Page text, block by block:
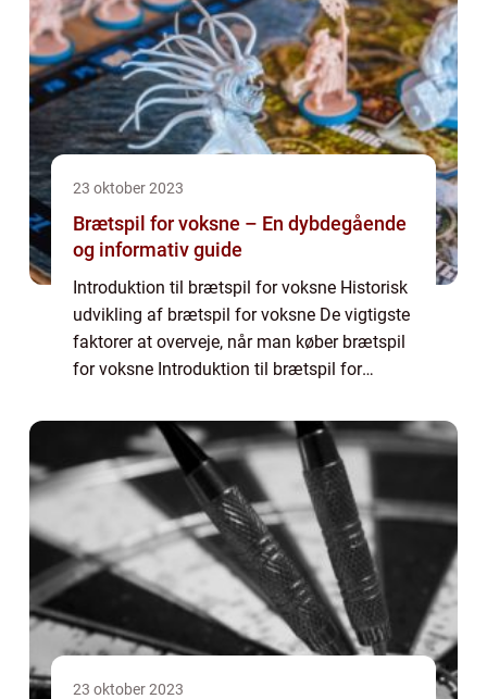
23 oktober 2023
Brætspil for voksne – En dybdegående
og informativ guide
Introduktion til brætspil for voksne Historisk
udvikling af brætspil for voksne De vigtigste
faktorer at overveje, når man køber brætspil
for voksne Introduktion til brætspil for
underholde sig og tilbringe ti...
23 oktober 2023